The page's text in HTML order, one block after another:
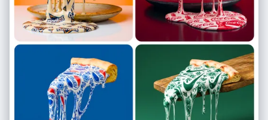
"color": "Light Green", "state": "Liquid flow" } }, "static_props": [ {
"item": "Book", "color": "Blue", "scale_notes": "Significantly smaller
than phone" }, { "item": "Pen", "type": "Ballpoint/Ink", "scale_notes":
"Significantly smaller than phone" } ] }, "realm_digital": { "description":
"The content displayed on the screen.", "container_device": {
"model": "iPhone 17 Pro Max", "state": "Screen ON", "orientation": "Flat
on physical surface" }, "screen_content": { "subject_identity": "mqn
(Reference ID)", "subject_scale": "Close-up (filling screen)",
"expression": "Happy / Smiling", "attire": "Winter clothing (matching
reference)", "setting": "Winter landscape / snowy backdrop",
"held_object_digital": { "item": "Drinking Glass", "branding": {
"logo_text": "Decamin", "visibility": "Clear" }, "initial_state": "Empty